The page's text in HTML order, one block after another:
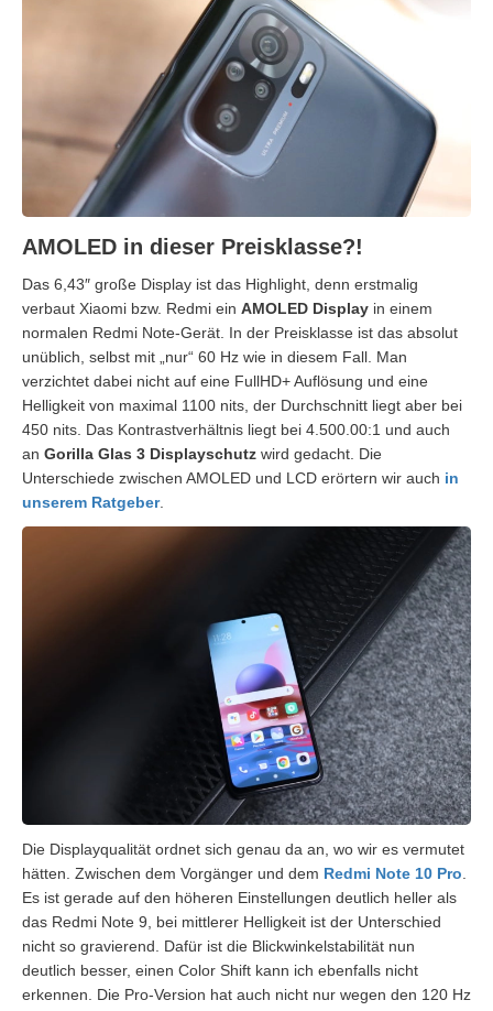
AMOLED in dieser Preisklasse?!
Das 6,43″ große Display ist das Highlight, denn erstmalig
verbaut Xiaomi bzw. Redmi ein AMOLED Display in einem
normalen Redmi Note-Gerät. In der Preisklasse ist das absolut
unüblich, selbst mit „nur“ 60 Hz wie in diesem Fall. Man
verzichtet dabei nicht auf eine FullHD+ Auflösung und eine
Helligkeit von maximal 1100 nits, der Durchschnitt liegt aber bei
450 nits. Das Kontrastverhältnis liegt bei 4.500.00:1 und auch
an Gorilla Glas 3 Displayschutz wird gedacht. Die
Unterschiede zwischen AMOLED und LCD erörtern wir auch in
unserem Ratgeber.
Die Displayqualität ordnet sich genau da an, wo wir es vermutet
hätten. Zwischen dem Vorgänger und dem Redmi Note 10 Pro.
Es ist gerade auf den höheren Einstellungen deutlich heller als
das Redmi Note 9, bei mittlerer Helligkeit ist der Unterschied
nicht so gravierend. Dafür ist die Blickwinkelstabilität nun
deutlich besser, einen Color Shift kann ich ebenfalls nicht
erkennen. Die Pro-Version hat auch nicht nur wegen den 120 Hz